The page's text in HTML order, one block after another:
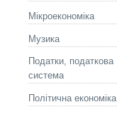
Мікроекономіка
Музика
Податки, податкова
система
Політична економіка